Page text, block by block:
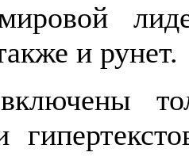
и рунет.